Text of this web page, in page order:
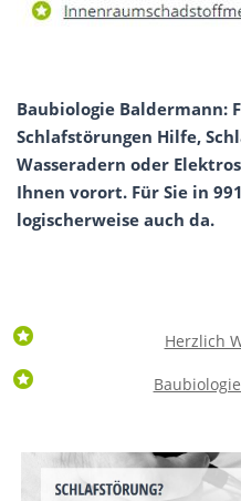
Baubiologie Baldermann:
Schlafstörungen Hilfe,
Wasseradern oder
Ihnen vorort. Für Sie in
logischerweise auch da.
Herzlich